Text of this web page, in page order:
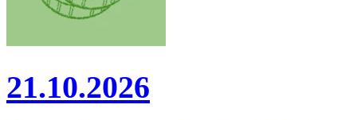
21.10.2026